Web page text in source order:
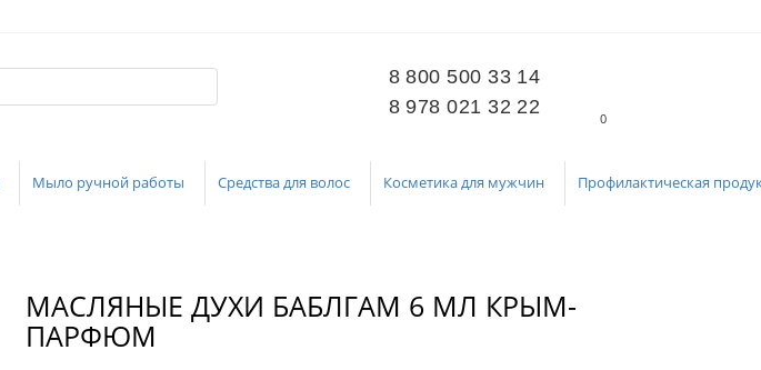
8 800 500 33 14
8 978 021 32 22
0
Мыло ручной работы Средства для волос Косметика для мужчин Профилактическая
МАСЛЯНЫЕ ДУХИ БАБЛГАМ 6 МЛ КРЫМ-
ПАРФЮМ